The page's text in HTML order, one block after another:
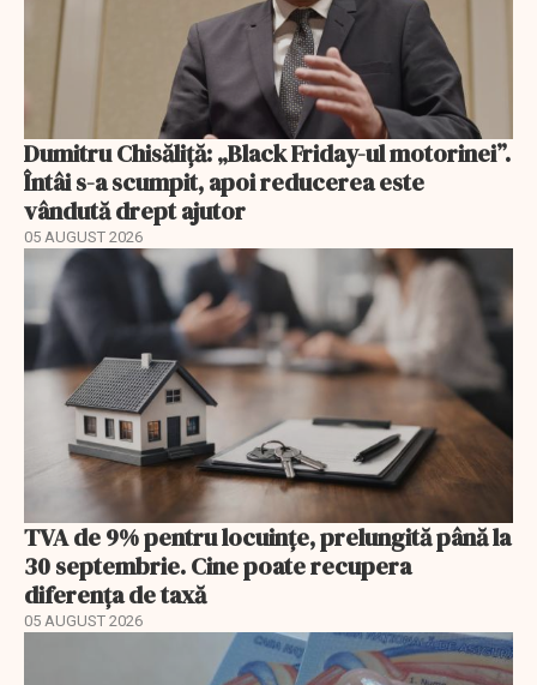
Dumitru Chisăliță: „Black Friday-ul motorinei”.
Întâi s-a scumpit, apoi reducerea este
vândută drept ajutor
05 AUGUST 2026
TVA de 9% pentru locuințe, prelungită până la
30 septembrie. Cine poate recupera
diferența de taxă
05 AUGUST 2026